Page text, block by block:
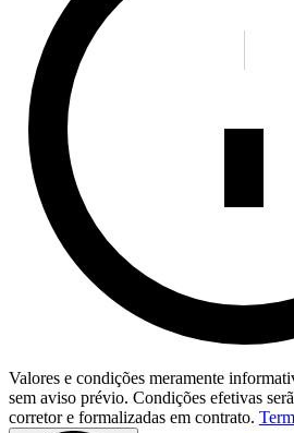
Valores e condições meramente
sem aviso prévio. Condições efetivas
corretor e formalizadas em contrato.